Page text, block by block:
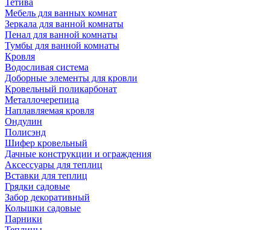
Тетива
Мебель для ванных комнат
Зеркала для ванной комнаты
Пенал для ванной комнаты
Тумбы для ванной комнаты
Кровля
Водосливая система
Доборные элементы для кровли
Кровельный поликарбонат
Металлочерепица
Наплавляемая кровля
Ондулин
Полисэнд
Шифер кровельный
Дачные конструкции и ограждения
Аксессуары для теплиц
Вставки для теплиц
Грядки садовые
Забор декоративный
Колышки садовые
Парники